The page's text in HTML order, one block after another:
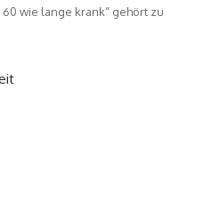
wie lange krank“ gehört zu